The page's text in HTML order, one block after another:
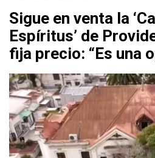
Sigue en venta la
Espíritus’ de
fija precio: “Es una